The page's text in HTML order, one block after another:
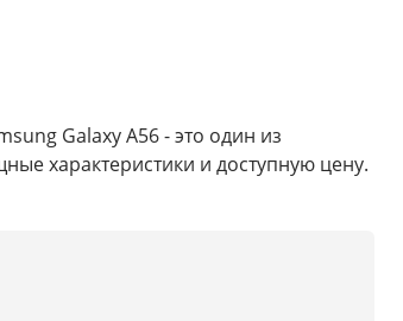
Galaxy A56 - это один из
характеристики и доступную цену.